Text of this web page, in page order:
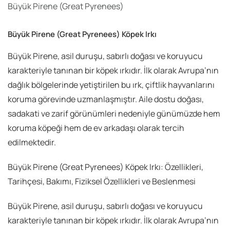
Büyük Pirene (Great Pyrenees)
Büyük Pirene (Great Pyrenees) Köpek Irkı
Büyük Pirene, asil duruşu, sabırlı doğası ve koruyucu
karakteriyle tanınan bir köpek ırkıdır. İlk olarak Avrupa’nın
dağlık bölgelerinde yetiştirilen bu ırk, çiftlik hayvanlarını
koruma görevinde uzmanlaşmıştır. Aile dostu doğası,
sadakati ve zarif görünümleri nedeniyle günümüzde hem
koruma köpeği hem de ev arkadaşı olarak tercih
edilmektedir.
Büyük Pirene (Great Pyrenees) Köpek Irkı: Özellikleri,
Tarihçesi, Bakımı, Fiziksel Özellikleri ve Beslenmesi
Büyük Pirene, asil duruşu, sabırlı doğası ve koruyucu
karakteriyle tanınan bir köpek ırkıdır. İlk olarak Avrupa’nın